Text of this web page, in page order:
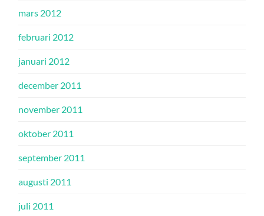
mars 2012
februari 2012
januari 2012
december 2011
november 2011
oktober 2011
september 2011
augusti 2011
juli 2011